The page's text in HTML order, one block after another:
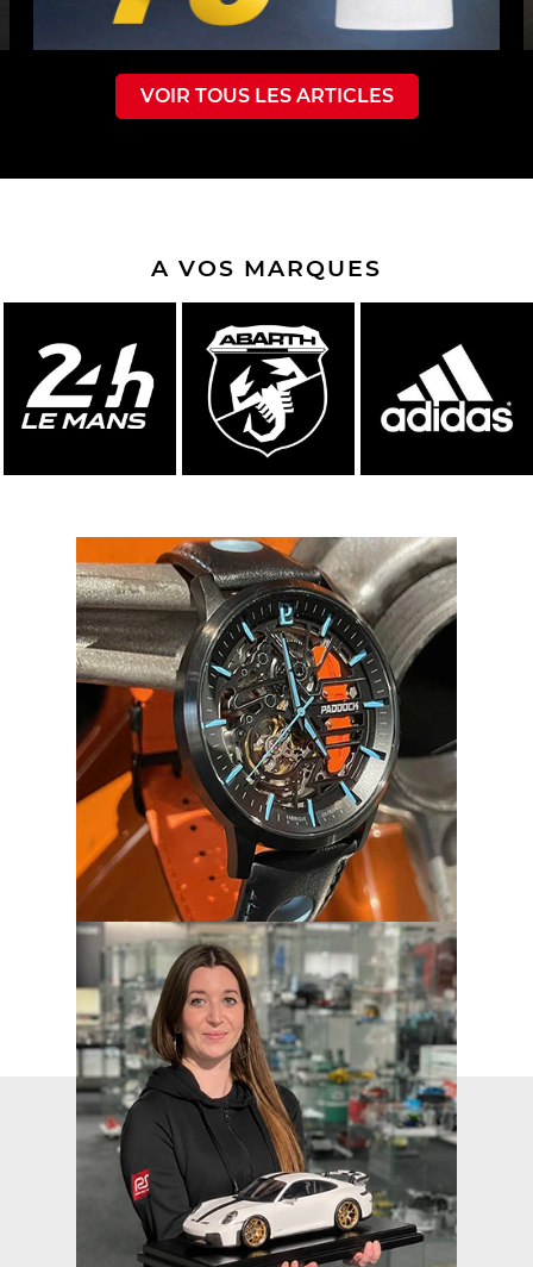
VOIR TOUS LES ARTICLES
A VOS MARQUES